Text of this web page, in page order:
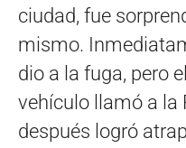
ciudad, fue
mismo.
dio a la fuga, pero
vehículo llamó a la
después logró